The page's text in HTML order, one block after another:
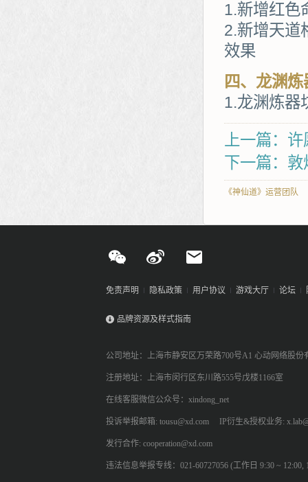
1.新增红色
2.新增天道
效果
四、龙渊炼
1.龙渊炼器
上一篇：
下一篇：
《神仙道》运营团队
免责声明 隐私政策 用户协议 游戏大厅 论坛
品牌资源及样式指南
公司地址：上海市静安区万荣路700号A1 心动网络股份
注册地址：上海市闵行区东川路555号戊楼1166室
在线客服微信公众号：xindong_net
投诉举报邮箱: tousu@xd.com IP衍生&授权业务:
发行合作: cooperation@xd.com
违法信息举报专线：021-60727056 (工作日 9:30 ~ 12:00,